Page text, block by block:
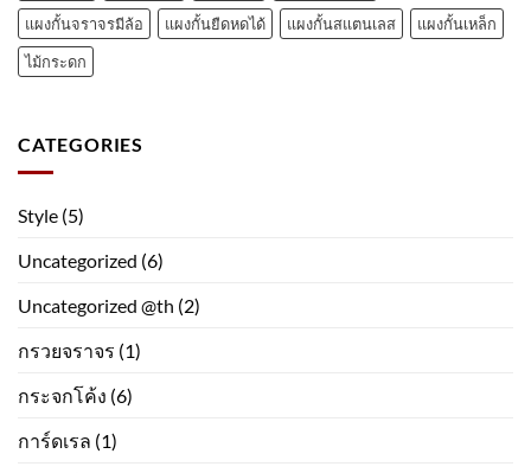
แผงกั้นจราจรมีล้อ แผงกั้นยืดหดได้ แผงกั้นสแตนเลส
แผงกั้นเหล็ก
ไม้กระดก
CATEGORIES
Style (5)
Uncategorized (6)
Uncategorized @th (2)
กรวยจราจร (1)
กระจกโค้ง (6)
การ์ดเรล (1)